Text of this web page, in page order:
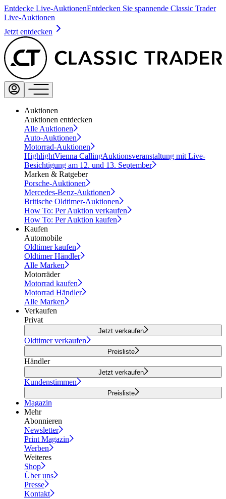
Entdecke Live-AuktionenEntdecken Sie spannende Classic Trader
Live-Auktionen
Jetzt entdecken
Auktionen
Auktionen entdecken
Alle Auktionen
Auto-Auktionen
Motorrad-Auktionen
HighlightVienna CallingAuktionsveranstaltung mit Live-
Besichtigung am 12. und 13. September
Marken & Ratgeber
Porsche-Auktionen
Mercedes-Benz-Auktionen
Britische Oldtimer-Auktionen
How To: Per Auktion verkaufen
How To: Per Auktion kaufen
Kaufen
Automobile
Oldtimer kaufen
Oldtimer Händler
Alle Marken
Motorräder
Motorrad kaufen
Motorrad Händler
Alle Marken
Verkaufen
Privat
Jetzt verkaufen
Oldtimer verkaufen
Preisliste
Händler
Jetzt verkaufen
Kundenstimmen
Preisliste
Magazin
Mehr
Abonnieren
Newsletter
Print Magazin
Werben
Weiteres
Shop
Über uns
Presse
Kontakt